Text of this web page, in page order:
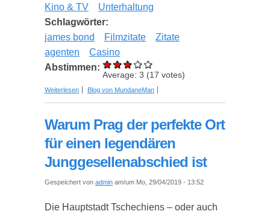
Kino & TV
Unterhaltung
Schlagwörter:
james bond
Filmzitate
Zitate
agenten
Casino
Abstimmen:
Average: 3 (17 votes)
Weiterlesen über James Bond - Schlagfertige Zitate von 007
Blog von MundaneMan
Warum Prag der perfekte Ort
für einen legendären
Junggesellenabschied ist
Gespeichert von admin am/um Mo, 29/04/2019 - 13:52
Die Hauptstadt Tschechiens – oder auch